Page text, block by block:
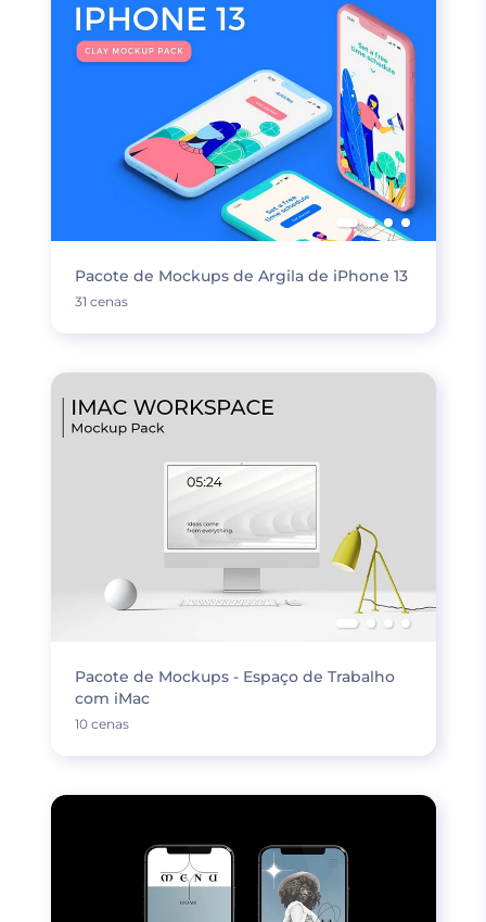
Pacote de Mockups de Argila de iPhone 13
31 cenas
Pacote de Mockups - Espaço de Trabalho
com iMac
10 cenas